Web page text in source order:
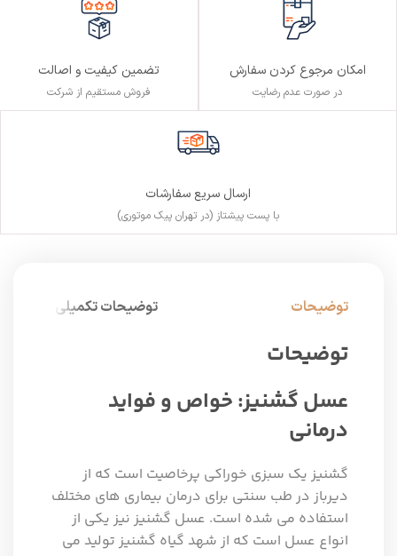
امکان مرجوع کردن سفارش
در صورت عدم رضایت
تضمین کیفیت و اصالت
فروش مستقیم از شرکت
ارسال سریع سفارشات
با پست پیشتاز (در تهران پیک موتوری)
توضیحات توضیحات تکمیلی
توضیحات
عسل گشنیز: خواص و فواید
درمانی
گشنیز یک سبزی خوراکی پرخاصیت است که از
دیرباز در طب سنتی برای درمان بیماری های مختلف
استفاده می شده است. عسل گشنیز نیز یکی از
انواع عسل است که از شهد گیاه گشنیز تولید می